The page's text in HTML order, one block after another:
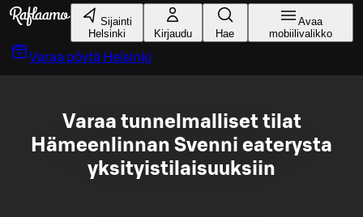
Siirry pääsisältöön
Sijainti
Helsinki
Kirjaudu Hae
Avaa
mobiilivalikko
Varaa pöytä Helsinki
Varaa tunnelmalliset tilat
Hämeenlinnan Svenni eaterysta
yksityistilaisuuksiin